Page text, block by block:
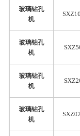
玻璃钻孔
机
玻璃钻孔
机
玻璃钻孔
机
玻璃钻孔
机